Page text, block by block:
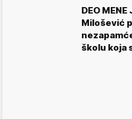
DEO
Milošević
školu koja